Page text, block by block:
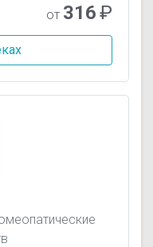
от 316₽